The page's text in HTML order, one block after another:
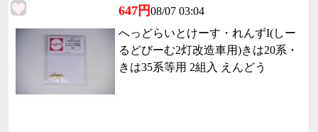
647円08/07 03:04
へっどらいとけーす・れんずI(しー
るどびーむ2灯改造車用)きは20系・
きは35系等用 2組入 えんどう